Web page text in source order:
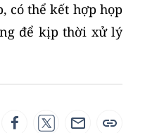
có thể kết hợp họp
để kịp thời xử lý